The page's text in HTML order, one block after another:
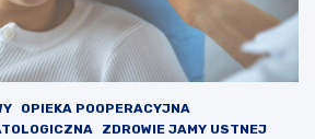
OPIEKA POOPERACYJNA
ZDROWIE JAMY USTNEJ